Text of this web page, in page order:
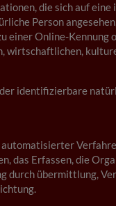
die sich auf
Person
einer Online-
wirtschaftlichen,
identifizierbare
das Erfassen, die
durch übermittlung,